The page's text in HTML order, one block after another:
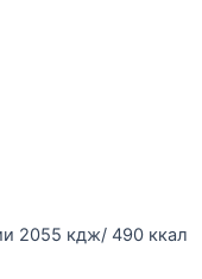
2055 кдж/ 490 ккал